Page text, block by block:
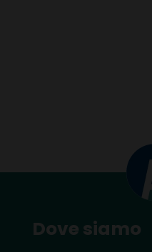
Dove siamo